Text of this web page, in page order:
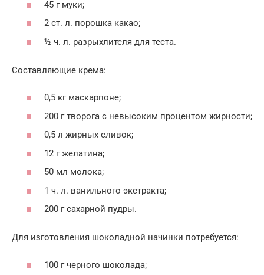
45 г муки;
2 ст. л. порошка какао;
½ ч. л. разрыхлителя для теста.
Составляющие крема:
0,5 кг маскарпоне;
200 г творога с невысоким процентом жирности;
0,5 л жирных сливок;
12 г желатина;
50 мл молока;
1 ч. л. ванильного экстракта;
200 г сахарной пудры.
Для изготовления шоколадной начинки потребуется:
100 г черного шоколада;